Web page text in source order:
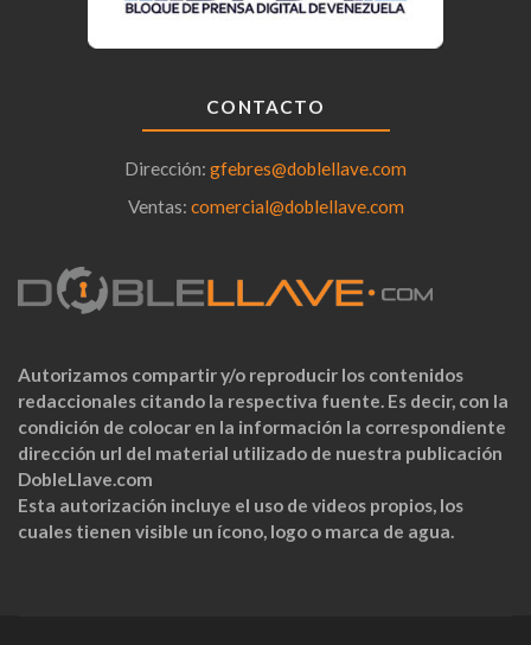
CONTACTO
Dirección: gfebres@doblellave.com
Ventas: comercial@doblellave.com
Autorizamos compartir y/o reproducir los contenidos
redaccionales citando la respectiva fuente. Es decir, con la
condición de colocar en la información la correspondiente
dirección url del material utilizado de nuestra publicación
DobleLlave.com
Esta autorización incluye el uso de videos propios, los
cuales tienen visible un ícono, logo o marca de agua.